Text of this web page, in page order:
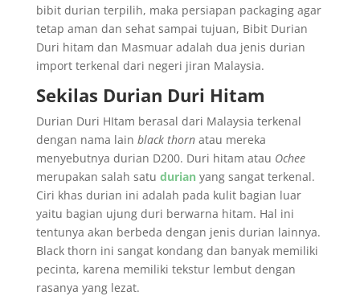
bibit durian terpilih, maka persiapan packaging agar
tetap aman dan sehat sampai tujuan, Bibit Durian
Duri hitam dan Masmuar adalah dua jenis durian
import terkenal dari negeri jiran Malaysia.
Sekilas Durian Duri Hitam
Durian Duri HItam berasal dari Malaysia terkenal
dengan nama lain black thornatau mereka
menyebutnya durian D200. Duri hitam atau Ochee
merupakan salah satu durian yang sangat terkenal.
Ciri khas durian ini adalah pada kulit bagian luar
yaitu bagian ujung duri berwarna hitam. Hal ini
tentunya akan berbeda dengan jenis durian lainnya.
Black thorn ini sangat kondang dan banyak memiliki
pecinta, karena memiliki tekstur lembut dengan
rasanya yang lezat.